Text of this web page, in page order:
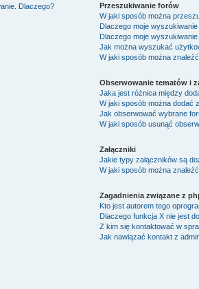
Dlaczego?
Przeszukiwanie forów
W jaki sposób można
Dlaczego moje
Dlaczego moje
Jak można wyszukać
W jaki sposób można
Obserwowanie tematów i
Jaka jest różnica między
W jaki sposób można dodać
Jak obserwować wybrane
W jaki sposób usunąć
Załączniki
Jakie typy załączników są
W jaki sposób można
Zagadnienia związane z
Kto jest autorem tego
Dlaczego funkcja X nie jest
Z kim się kontaktować w
Jak nawiązać kontakt z